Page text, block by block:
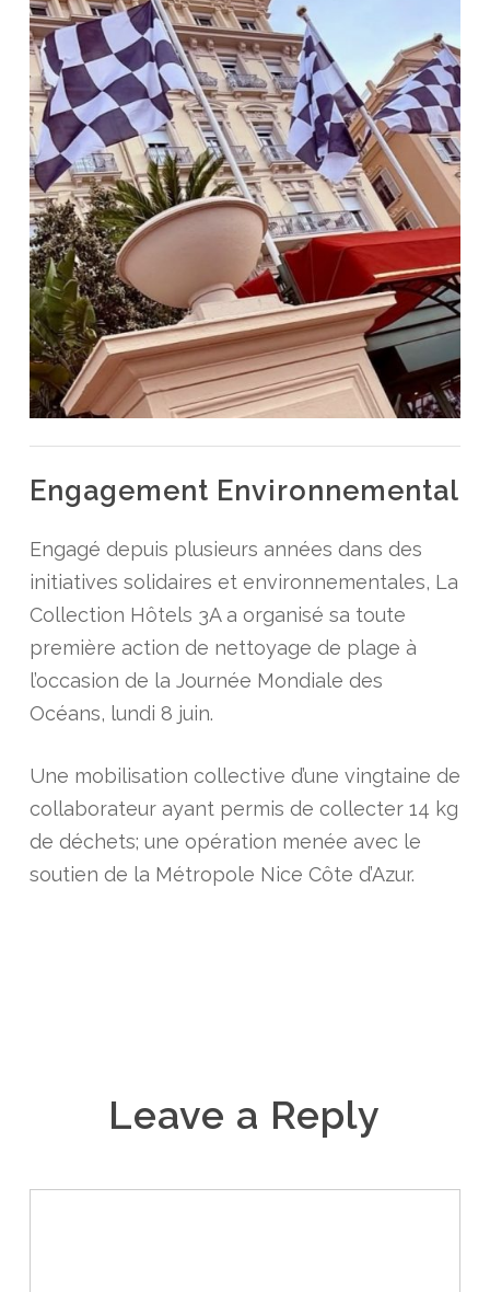
Engagement Environnemental
Engagé depuis plusieurs années dans des
initiatives solidaires et environnementales, La
Collection Hôtels 3A a organisé sa toute
première action de nettoyage de plage à
l’occasion de la Journée Mondiale des
Océans, lundi 8 juin.
Une mobilisation collective d’une vingtaine de
collaborateur ayant permis de collecter 14 kg
de déchets; une opération menée avec le
soutien de la Métropole Nice Côte d’Azur.
Leave a Reply